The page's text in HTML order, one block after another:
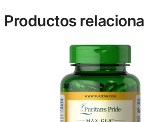
Productos